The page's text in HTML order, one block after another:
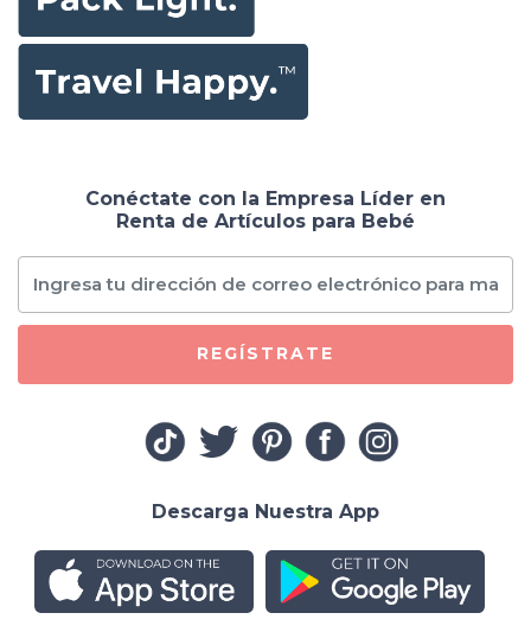
Conéctate con la Empresa Líder en
Renta de Artículos para Bebé
REGÍSTRATE
Descarga Nuestra App